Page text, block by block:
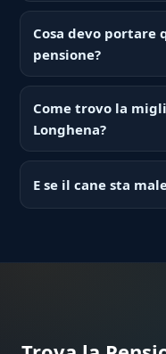
Cosa devo portare
pensione?
Come trovo la
Longhena?
E se il cane sta